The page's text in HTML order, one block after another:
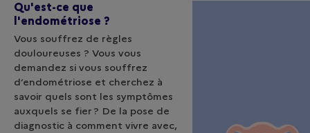
Qu'est-ce que
l'endométriose ?
Vous souffrez de règles
douloureuses ? Vous vous
demandez si vous souffrez
d’endométriose et cherchez à
savoir quels sont les symptômes
auxquels se fier ? De la pose de
diagnostic à comment vivre avec,